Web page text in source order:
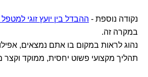
נקודה נוספת - ההבדל בין יועץ זוגי למטפל
במקרה זה.
נהוג לראות במקום בו אתם נמצאים,
תהליך מקצועי פשוט יחסית, ממוקד וקצר